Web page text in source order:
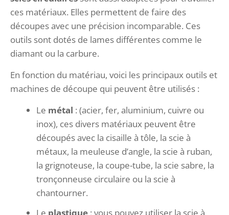
ces matériaux. Elles permettent de faire des
découpes avec une précision incomparable. Ces
outils sont dotés de lames différentes comme le
diamant ou la carbure.
En fonction du matériau, voici les principaux outils et
machines de découpe qui peuvent être utilisés :
Le métal : (acier, fer, aluminium, cuivre ou
inox), ces divers matériaux peuvent être
découpés avec la cisaille à tôle, la scie à
métaux, la meuleuse d’angle, la scie à ruban,
la grignoteuse, la coupe-tube, la scie sabre, la
tronçonneuse circulaire ou la scie à
chantourner.